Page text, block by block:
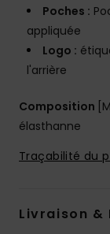
Poches :
appliquée
Logo :
l'arrière
Composition
élasthanne
Traçabilité du
Livraison &